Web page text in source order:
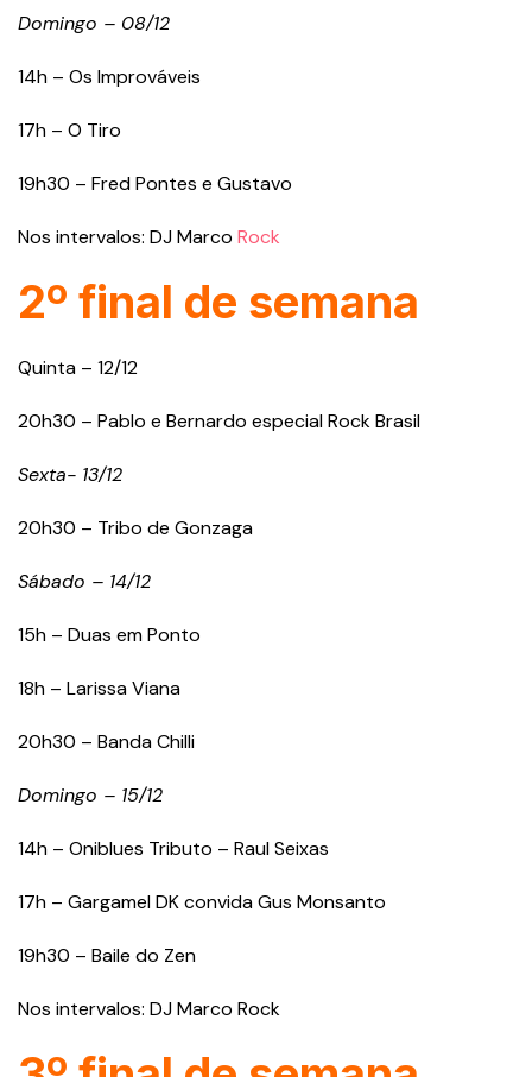
Domingo – 08/12
14h – Os Improváveis
17h – O Tiro
19h30 – Fred Pontes e Gustavo
Nos intervalos: DJ Marco Rock
2º final de semana
Quinta – 12/12
20h30 – Pablo e Bernardo especial Rock Brasil
Sexta- 13/12
20h30 – Tribo de Gonzaga
Sábado – 14/12
15h – Duas em Ponto
18h – Larissa Viana
20h30 – Banda Chilli
Domingo – 15/12
14h – Oniblues Tributo – Raul Seixas
17h – Gargamel DK convida Gus Monsanto
19h30 – Baile do Zen
Nos intervalos: DJ Marco Rock